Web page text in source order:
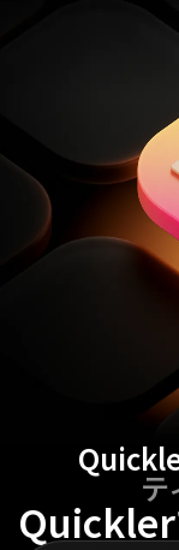
Quickler